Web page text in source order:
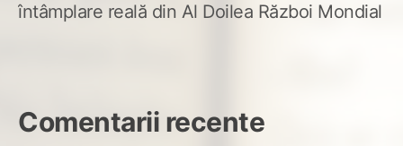
întâmplare reală din Al Doilea Război Mondial
Comentarii recente